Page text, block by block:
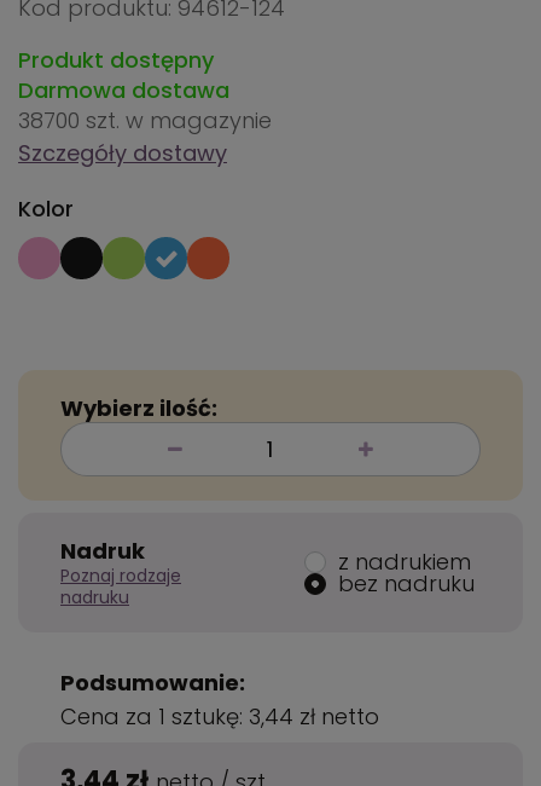
Kod produktu: 94612-124
Produkt dostępny
Darmowa dostawa
38700 szt. w magazynie
Szczegóły dostawy
Kolor
Wybierz ilość:
Nadruk
Poznaj rodzaje
nadruku
z nadrukiem
bez nadruku
Podsumowanie:
Cena za 1 sztukę: 3,44 zł netto